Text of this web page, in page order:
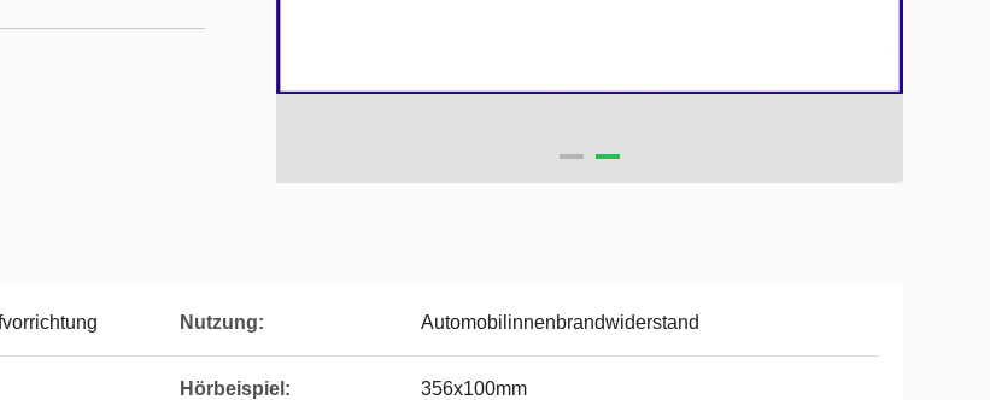
Nutzung: Automobilinnenbrandwiderstand
Hörbeispiel: 356x100mm